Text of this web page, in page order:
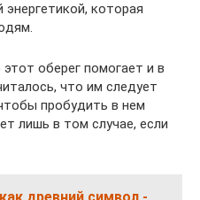
которая
оберег помогает и в
что им следует
пробудить в нем
лишь в том случае, если